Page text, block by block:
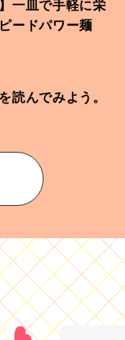
一皿で手軽に栄
ードパワー麺
読んでみよう。